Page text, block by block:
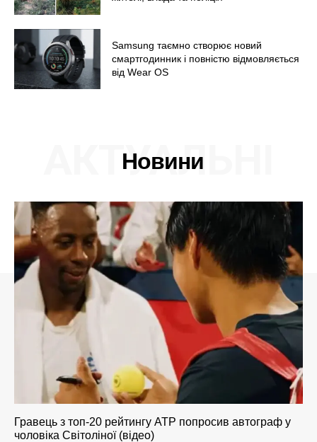
Samsung таємно створює новий
смартгодинник і повністю відмовляється
від Wear OS
Новини
АКТУАЛЬНІ
Гравець з топ-20 рейтингу ATP попросив автограф у
чоловіка Світоліної (відео)